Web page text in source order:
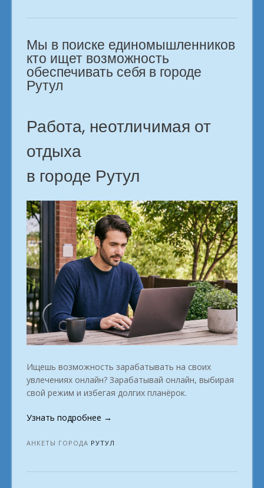
кто
работать
на
себя.
Рутул»
Мы в поиске единомышленников
кто ищет возможность
обеспечивать себя в городе
Рутул
Работа, неотличимая от
отдыха
в городе Рутул
Ищешь возможность зарабатывать на своих
увлечениях онлайн? Зарабатывай онлайн, выбирая
свой режим и избегая долгих планёрок.
Узнать подробнее «Мы
поиске
кто
→
АНКЕТЫ ГОРОДА РУТУЛ